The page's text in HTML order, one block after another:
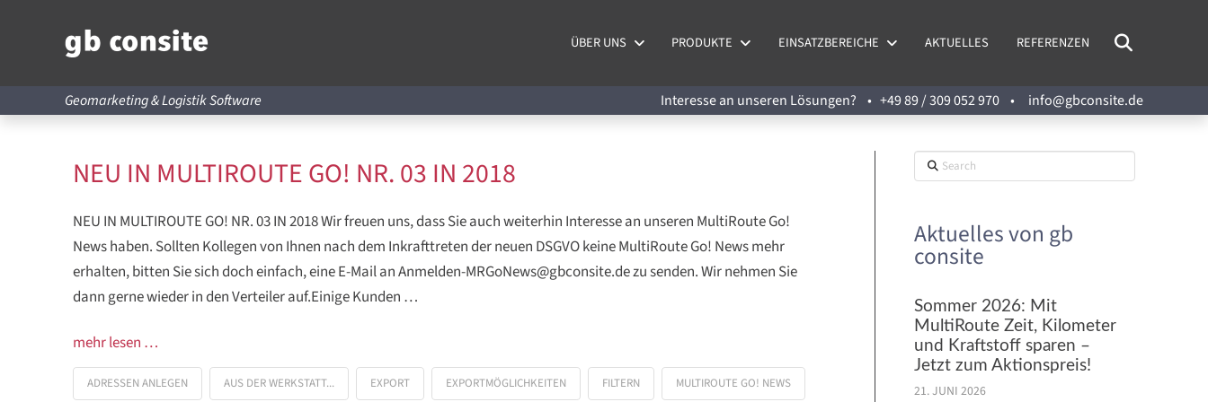
ÜBER UNS PRODUKTE EINSATZBEREICHE AKTUELLES REFERENZEN
Geomarketing & Logistik Software Interesse an unseren Lösungen? • +49 89 / 309 052 970 • info@gbconsite.de
NEU IN MULTIROUTE GO! NR. 03 IN 2018
NEU IN MULTIROUTE GO! NR. 03 IN 2018 Wir freuen uns, dass Sie auch weiterhin Interesse an unseren MultiRoute Go!
News haben. Sollten Kollegen von Ihnen nach dem Inkrafttreten der neuen DSGVO keine MultiRoute Go! News mehr
erhalten, bitten Sie sich doch einfach, eine E-Mail an Anmelden-MRGoNews@gbconsite.de zu senden. Wir nehmen Sie
dann gerne wieder in den Verteiler auf.Einige Kunden …
mehr lesen …
ADRESSEN ANLEGEN AUS DER WERKSTATT... EXPORT EXPORTMÖGLICHKEITEN FILTERN MULTIROUTE GO! NEWS
Search
Aktuelles von gb
consite
Sommer 2026: Mit
MultiRoute Zeit, Kilometer
und Kraftstoff sparen –
Jetzt zum Aktionspreis!
21. JUNI 2026